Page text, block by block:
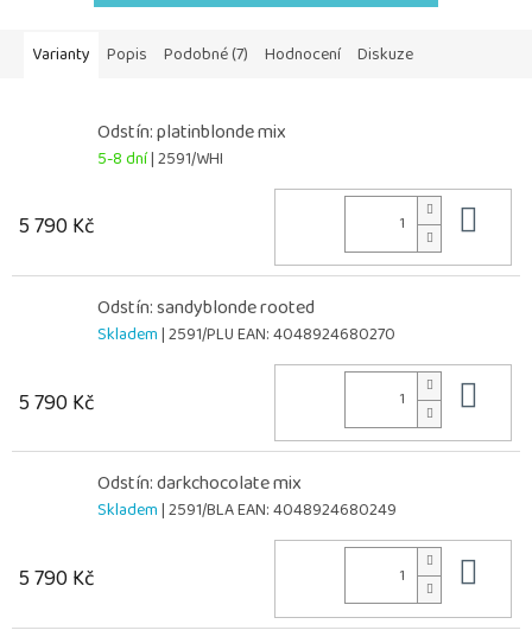
Varianty Popis Podobné (7) Hodnocení Diskuze
Odstín: platinblonde mix
5-8 dní| 2591/WHI
5 790 Kč
Odstín: sandyblonde rooted
Skladem| 2591/PLUEAN:4048924680270
5 790 Kč
Odstín: darkchocolate mix
Skladem| 2591/BLAEAN:4048924680249
5 790 Kč